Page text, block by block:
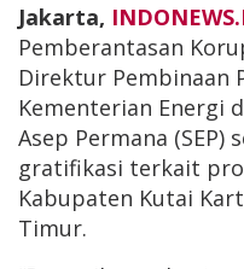
Jakarta,
Pemberantasan
Direktur Pembinaan
Kementerian Energi
Asep Permana (SEP)
gratifikasi terkait
Kabupaten Kutai
Timur.